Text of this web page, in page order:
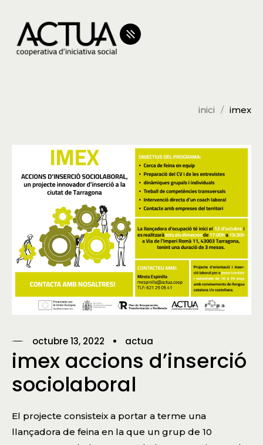
inici imex
octubre 13, 2022 actua
imex accions d’inserció
sociolaboral
El projecte consisteix a portar a terme una
llançadora de feina en la que un grup de 10